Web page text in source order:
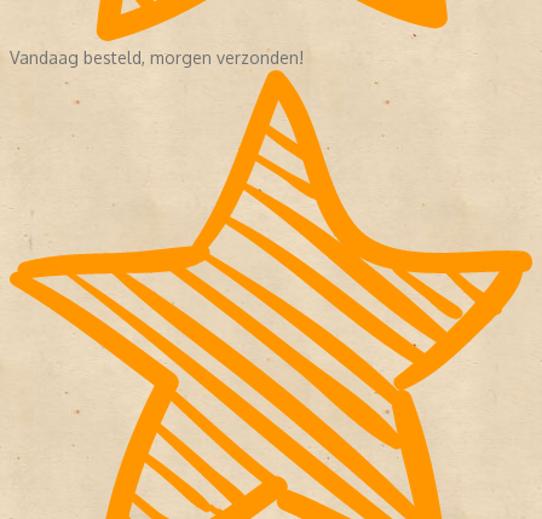
Vandaag besteld, morgen verzonden!